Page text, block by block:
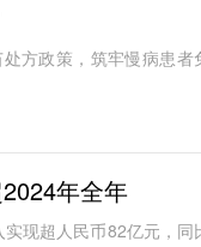
处方政策，筑牢慢病患者
年全年
现超人民币82亿元，同